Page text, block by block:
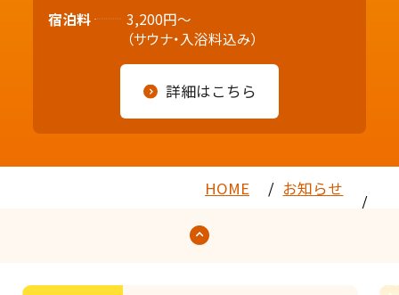
宿泊料
3,200円～
（サウナ・入浴料込み）
詳細はこちら
HOME お知らせ